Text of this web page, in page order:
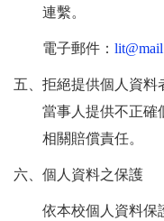
連繫。
電子郵件：
五、拒絕提供個人資
當事人提供不正確
相關賠償責任。
六、個人資料之保護
依本校個人資料保